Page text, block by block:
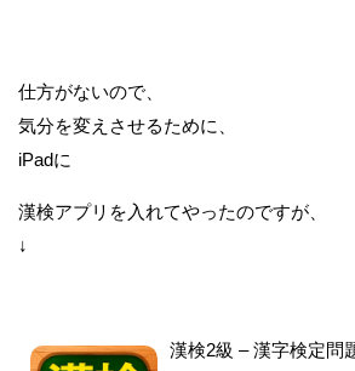
仕方がないので、
気分を変えさせるために、
iPadに
漢検アプリを入れてやったのですが、
↓
漢検2級 – 漢字検定問